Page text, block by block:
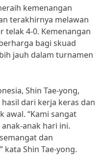
kemenangan
terakhirnya melawan
telak 4-0. Kemenangan
bagi skuad
jauh dalam turnamen
Shin Tae-yong,
dari kerja keras dan
awal. “Kami sangat
anak hari ini.
dan
kata Shin Tae-yong.